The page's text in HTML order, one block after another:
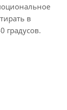
в
градусов.